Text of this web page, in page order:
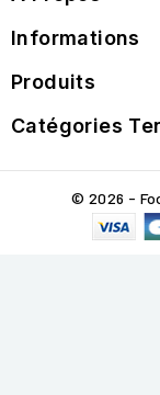
Informations
Produits
Catégories
© 2026 -